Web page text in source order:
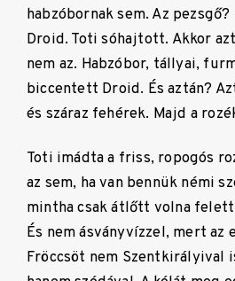
habzóbornak sem. Az
Droid. Toti sóhajtott. Akkor
nem az. Habzóbor, tállyai,
biccentett Droid. És aztán?
és száraz fehérek. Majd a
Toti imádta a friss, ropogós
az sem, ha van bennük némi
mintha csak átlőtt volna
És nem ásványvízzel, mert az
Fröccsöt nem Szentkirályival